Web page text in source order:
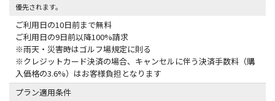
優先されます。
ご利用日の10日前まで無料
ご利用日の9日前以降100%請求
※雨天・災害時はゴルフ場規定に則る
※クレジットカード決済の場合、キャンセルに伴う決済手数料（購
入価格の3.6%）はお客様負担となります
プラン適用条件